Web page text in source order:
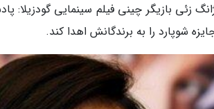
زئی بازیگر چینی فیلم سینمایی گودزیلا:
شوپارد را به برندگانش اهدا کند.